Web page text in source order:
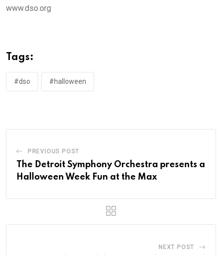
www.dso.org
Tags:
#dso #halloween
PREVIOUS POST
The Detroit Symphony Orchestra presents a
Halloween Week Fun at the Max
NEXT POST